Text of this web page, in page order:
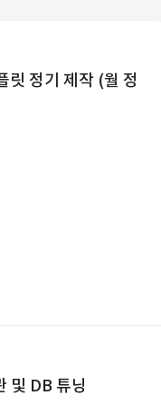
릿 정기 제작 (월 정
및 DB 튜닝